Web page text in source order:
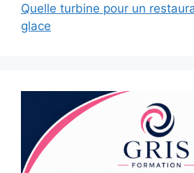
Quelle turbine pour un
glace